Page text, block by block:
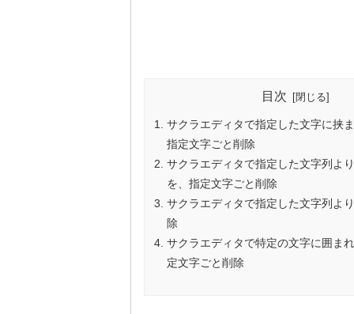
目次
サクラエディタで指定した文字に挟ま
指定文字ごと削除
サクラエディタで指定した文字列より
を、指定文字ごと削除
サクラエディタで指定した文字列よ
除
サクラエディタで特定の文字に囲ま
定文字ごと削除